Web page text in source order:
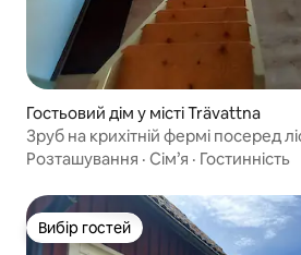
Гостьовий дім у місті Trävattna
Зруб на крихітній фермі посеред
Розташування · Сім’я · Гостинність
Вибір гостей
Вибір гостей